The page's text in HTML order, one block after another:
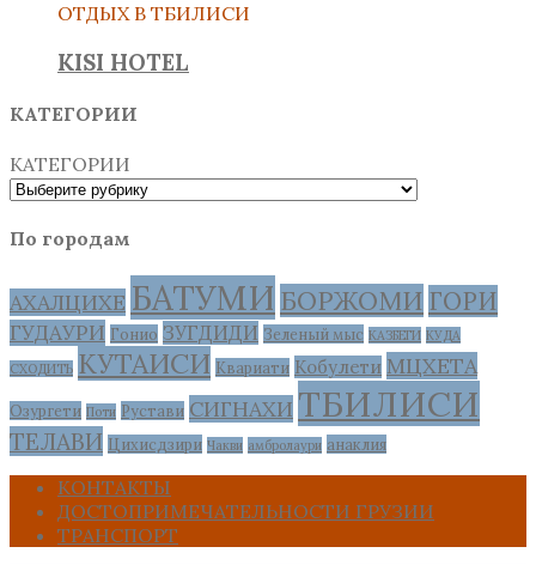
ОТДЫХ В ТБИЛИСИ
KISI HOTEL
КАТЕГОРИИ
КАТЕГОРИИ
По городам
АХАЛЦИХЕ БАТУМИ БОРЖОМИ ГОРИ
ГУДАУРИ Гонио ЗУГДИДИ Зеленый мыс КАЗБЕГИ КУДА
СХОДИТЬ КУТАИСИ Квариати Кобулети МЦХЕТА
Озургети Поти Рустави СИГНАХИ ТБИЛИСИ
ТЕЛАВИ Цихисдзири Чакви амбролаури анаклия
КОНТАКТЫ
ДОСТОПРИМЕЧАТЕЛЬНОСТИ ГРУЗИИ
ТРАНСПОРТ